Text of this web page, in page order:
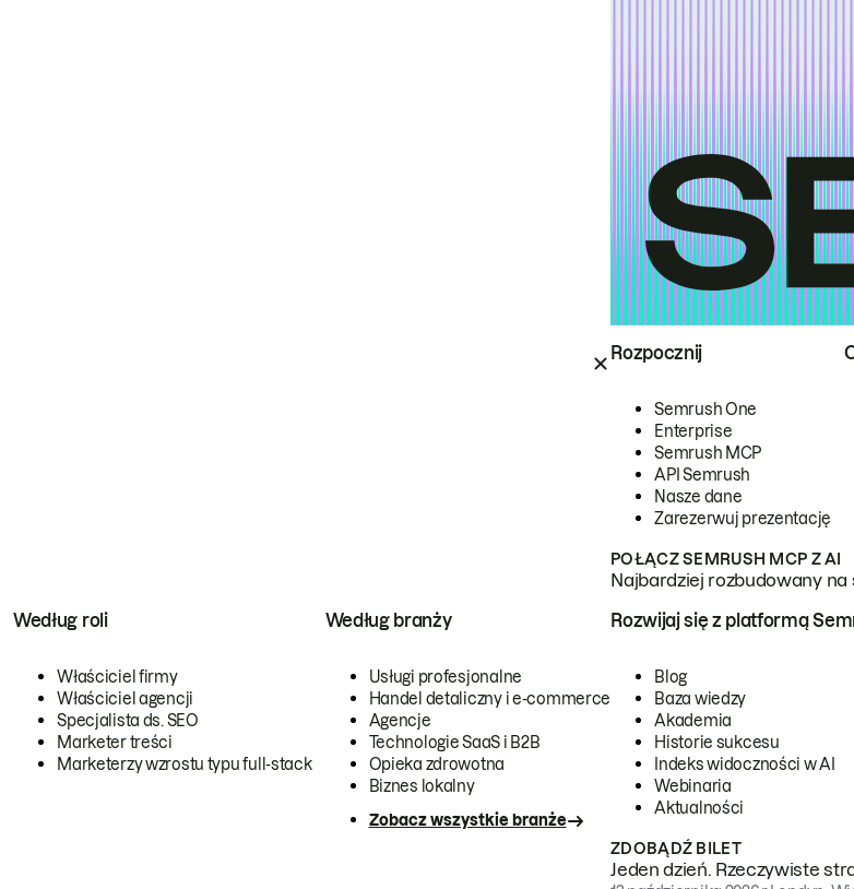
Rozpocznij
Semrush One
Enterprise
Semrush MCP
API Semrush
Nasze dane
Zarezerwuj prezentację
POŁĄCZ SEMRUSH MCP Z AI
Najbardziej rozbudowany
Według roli
Właściciel firmy
Właściciel agencji
Specjalista ds. SEO
Marketer treści
Marketerzy wzrostu typu full-stack
Według branży
Usługi profesjonalne
Handel detaliczny i e-commerce
Agencje
Technologie SaaS i B2B
Opieka zdrowotna
Biznes lokalny
Zobacz wszystkie branże
Rozwijaj się z platformą
Blog
Baza wiedzy
Akademia
Historie sukcesu
Indeks widoczności w AI
Webinaria
Aktualności
ZDOBĄDŹ BILET
Jeden dzień. Rzeczywiste